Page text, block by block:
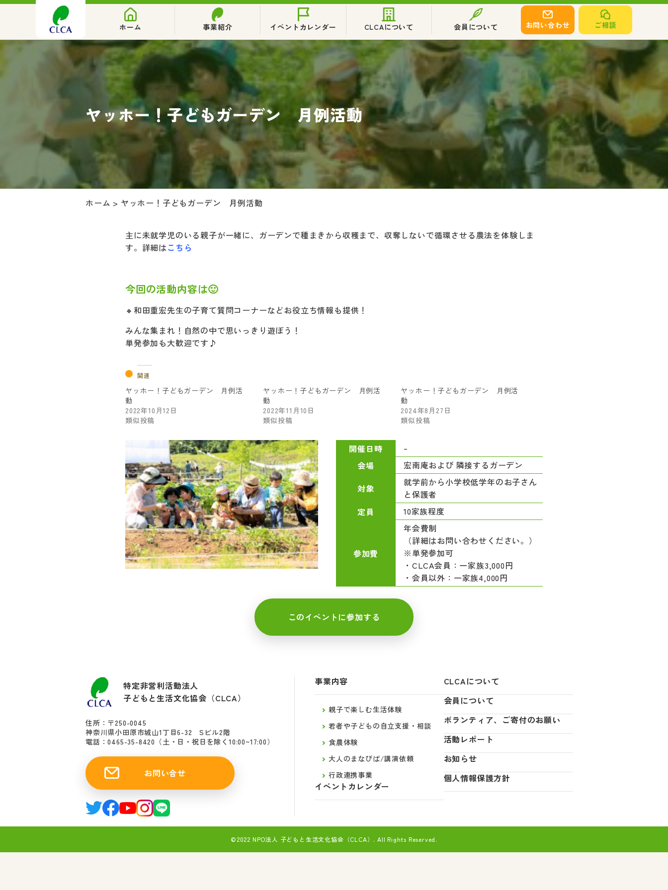
ホーム 事業紹介 イベントカレンダー CLCAについて 会員について お問い合わせ ご相談
ヤッホー！子どもガーデン 月例活動
ホーム > ヤッホー！子どもガーデン 月例活動
主に未就学児のいる親子が一緒に、ガーデンで種まきから収穫まで、収奪しないで循環させる農法を体験しま
す。詳細はこちら
今回の活動内容は🙂
🔸和田重宏先生の子育て質問コーナーなどお役立ち情報も提供！
みんな集まれ！自然の中で思いっきり遊ぼう！
単発参加も大歓迎です♪
関連
ヤッホー！子どもガーデン 月例活
動
2022年10月12日
類似投稿
ヤッホー！子どもガーデン 月例活
動
2022年11月10日
類似投稿
ヤッホー！子どもガーデン 月例活
動
2024年8月27日
類似投稿
開催日時
–
会場
宏南庵および 隣接するガーデン
対象
就学前から小学校低学年のお子さん
と保護者
定員
10家族程度
参加費
年会費制
（詳細はお問い合わせください。）
※単発参加可
・CLCA会員：一家族3,000円
・会員以外：一家族4,000円
このイベントに参加する
特定非営利活動法人
子どもと生活文化協会（CLCA）
住所：〒250-0045
神奈川県小田原市城山1丁目6-32 Sビル2階
電話：0465-35-8420 （土・日・祝日を除く10:00~17:00）
お問い合せ
事業内容
親子で楽しむ生活体験
若者や子どもの自立支援・相談
食農体験
大人のまなびば/講演依頼
行政連携事業
イベントカレンダー
CLCAについて
会員について
ボランティア、ご寄付のお願い
活動レポート
お知らせ
個人情報保護方針
©2022 NPO法人 子どもと生活文化協会（CLCA）. All Rights Reserved.